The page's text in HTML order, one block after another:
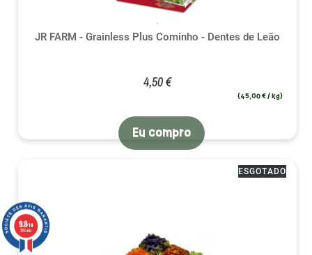
JR FARM - Grainless Plus Cominho - Dentes de Leão
4,50 €
(45,00 € / kg)
Eu compro
ESGOTADO
9.8/10
786 avis